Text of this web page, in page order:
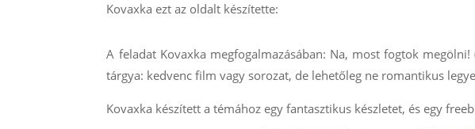
Kovaxka ezt az oldalt készítette:
A feladat Kovaxka megfogalmazásában: Na, most fogtok
tárgya: kedvenc film vagy sorozat, de lehetőleg ne romantikus
Kovaxka készített a témához egy fantasztikus készletet, és egy